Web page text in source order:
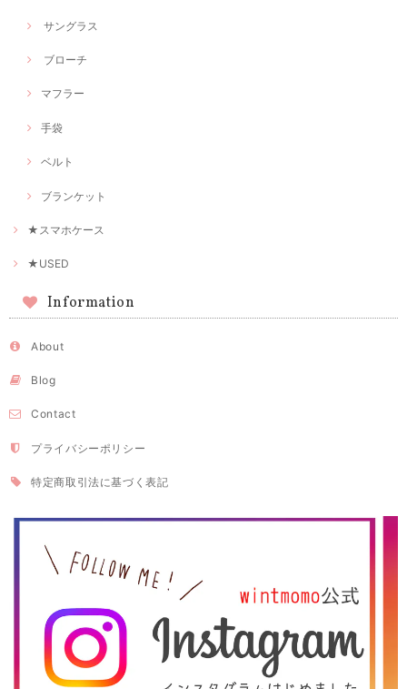
サングラス
ブローチ
マフラー
手袋
ベルト
ブランケット
★スマホケース
★USED
Information
About
Blog
Contact
プライバシーポリシー
特定商取引法に基づく表記